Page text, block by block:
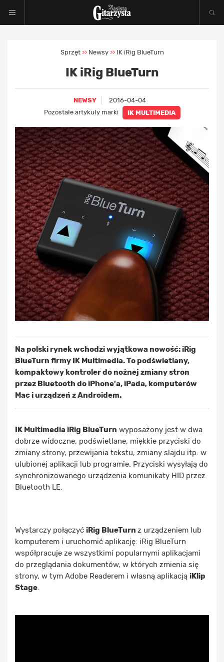
Sprzęt >> Newsy >> IK iRig BlueTurn
IK iRig BlueTurn
NEWSY
2016-04-04
Pozostałe artykuły marki
IK MULTIMEDIA
Na polski rynek wchodzi wyjątkowa nowość: iRig
BlueTurn firmy IK Multimedia. To podświetlany,
kompaktowy kontroler do nożnej zmiany stron
przez Bluetooth do iPhone'a, iPada, komputerów
Mac i urządzeń z Androidem.
IK Multimedia iRig BlueTurn wyposażony jest w dwa
dobrze widoczne, podświetlane, miękkie przyciski do
zmiany strony, przewijania tekstu, zmiany slajdu itp. w
ulubionej aplikacji lub programie. Przyciski wysyłają do
synchronizowanego urządzenia komunikaty HID przez
Bluetooth LE.
Wystarczy połączyć iRig BlueTurn z urządzeniem lub
komputerem i uruchomić aplikację: iRig BlueTurn
współpracuje ze wszystkimi popularnymi aplikacjami
do przeglądania dokumentów, w których zmienia się
strony, w tym Adobe Readerem i własną aplikacją iKlip
Stage.